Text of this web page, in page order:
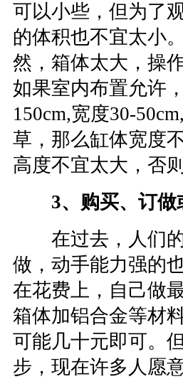
可以小些，但为了
的体积也不宜太小
然，箱体太大，操
如果室内布置允许
150cm,宽度30-
草，那么缸体宽度
高度不宜太大，否
3、购买、订
在过去，人们的
做，动手能力强的
在花费上，自己做
箱体加铝合金等材
可能几十元即可。
步，现在许多人愿